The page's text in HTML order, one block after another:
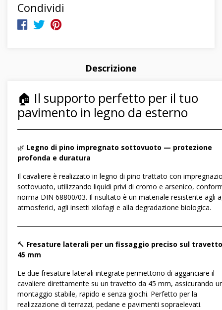
Condividi
Descrizione
🏠 Il supporto perfetto per il tuo
pavimento in legno da esterno
🌿 Legno di pino impregnato sottovuoto — protezione
profonda e duratura
Il cavaliere è realizzato in legno di pino trattato con
sottovuoto, utilizzando liquidi privi di cromo e arsenico,
norma DIN 68800/03. Il risultato è un materiale resistente agli
atmosferici, agli insetti xilofagi e alla degradazione biologica.
🔨 Fresature laterali per un fissaggio preciso sul
45 mm
Le due fresature laterali integrate permettono di agganciare il
cavaliere direttamente su un travetto da 45 mm, assicurando
montaggio stabile, rapido e senza giochi. Perfetto per la
realizzazione di terrazzi, pedane e pavimenti sopraelevati.